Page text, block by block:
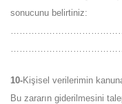
sonucunu belirtiniz:
10-Kişisel verilerimin
Bu zararın giderilmesini